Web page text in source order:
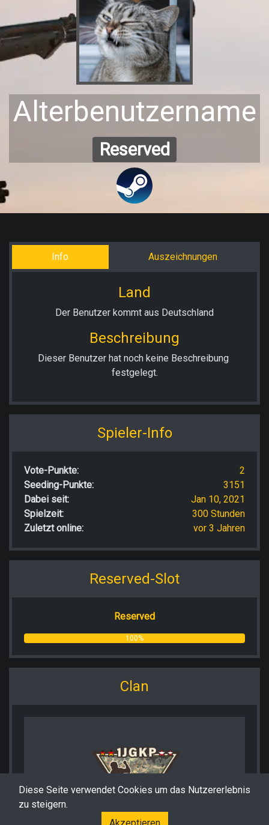
Alterbenutzername
Reserved
Info Auszeichnungen
Land
Der Benutzer kommt aus Deutschland
Beschreibung
Dieser Benutzer hat noch keine Beschreibung
festgelegt.
Spieler-Info
Vote-Punkte:
2
Seeding-Punkte:
3151
Dabei seit:
Jan 10, 2021
Spielzeit:
300 Stunden
Zuletzt online:
vor 3 Jahren
Reserved-Slot
Reserved
100%
Clan
Diese Seite verwendet Cookies um das Nutzererlebnis
zu steigern.